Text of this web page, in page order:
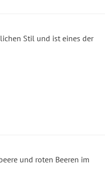
Stil und ist eines der
und roten Beeren im